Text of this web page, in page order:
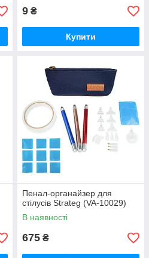
9 ₴
Купити
Пенал-органайзер для
стілусів Strateg (VA-10029)
В наявності
675 ₴